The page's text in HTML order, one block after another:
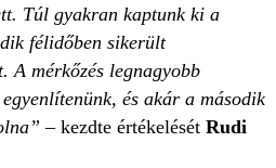
Túl gyakran kaptunk ki a
félidőben sikerült
A mérkőzés legnagyobb
és akár a második
– kezdte értékelését Rudi